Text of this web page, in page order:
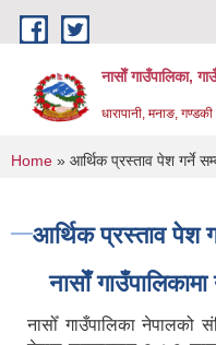
Skip to main content
नासाेँ गाउँपालिका,
धारापानी, मनाङ,
You are here
Home » आर्थिक प्रस्ताव पेश गर्ने
आर्थिक प्रस्ताव पेश
नासाेँ
नासोँ गाउँपालिका नेपालको